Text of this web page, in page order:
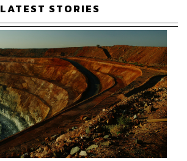
LATEST STORIES